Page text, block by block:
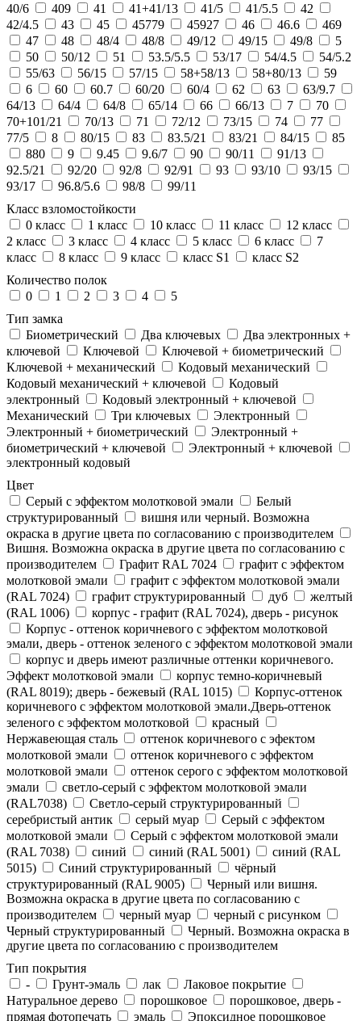
40/6
409 41 41+41/13 41/5 41/5.5
42
42/4.5
43 45 45779 45927 46 46.6
469
47
48 48/4 48/8 49/12 49/15 49/8
5
50
50/12 51 53.5/5.5 53/17 54/4.5
54/5.2
55/63
56/15 57/15 58+58/13 58+80/13
59
6
60 60.7 60/20 60/4 62 63
63/9.7
64/13
64/4 64/8 65/14 66 66/13 7
70
70+101/21
70/13 71 72/12 73/15 74
77
77/5
8 80/15 83 83.5/21 83/21 84/15
85
880
9 9.45 9.6/7 90 90/11
91/13
92.5/21
92/20 92/8 92/91 93 93/10
93/15
93/17
96.8/5.6 98/8
99/11
Класс взломостойкости
0 класс
1 класс 10 класс 11 класс
12 класс
2 класс
3 класс 4 класс 5 класс 6 класс
7
класс
8 класс 9 класс класс S1
класс S2
Количество полок
0
1 2 3 4
5
Тип замка
Биометрический
Два ключевых
Два электронныx +
ключевой
Ключевой
Ключевой + биометрический
Ключевой + механический
Кодовый механический
Кодовый механический + ключевой
Кодовый
электронный
Кодовый электронный + ключевой
Механический
Три ключевых
Электронный
Электронный + биометрический
Электронный +
биометрический + ключевой
Электронный + ключевой
электронный кодовый
Цвет
Cерый с эффектом молотковой эмали
Белый
структурированный
вишня или черный. Возможна
окраска в другие цвета по согласованию с производителем
Вишня. Возможна окраска в другие цвета по согласованию с
производителем
Графит RAL 7024
графит с эффектом
молотковой эмали
графит с эффектом молотковой эмали
(RAL 7024)
графит структурированный дуб
желтый
(RAL 1006)
корпус - графит (RAL 7024), дверь - рисунок
Корпус - оттенок коричневого с эффектом молотковой
эмали, дверь - оттенок зеленого с эффектом молотковой эмали
корпус и дверь имеют различные оттенки коричневого.
Эффект молотковой эмали
корпус темно-коричневый
(RAL 8019); дверь - бежевый (RAL 1015)
Корпус-оттенок
коричневого с эффектом молотковой эмали.Дверь-оттенок
зеленого с эффектом молотковой
красный
Нержавеющая сталь
оттенок коричневого с эфектом
молотковой эмали
оттенок коричневого с эффектом
молотковой эмали
оттенок серого с эффектом молотковой
эмали
светло-серый с эффектом молотковой эмали
(RAL7038)
Светло-серый структурированный
серебристый антик
серый муар
Серый с эффектом
молотковой эмали
Серый с эффектом молотковой эмали
(RAL 7038)
синий синий (RAL 5001)
синий (RAL
5015)
Синий структурированный
чёрный
структурированный (RAL 9005)
Черный или вишня.
Возможна окраска в другие цвета по согласованию с
производителем
черный муар
черный с рисунком
Черный структурированный
Черный. Возможна окраска в
другие цвета по согласованию с производителем
Тип покрытия
-
Грунт-эмаль лак
Лаковое покрытие
Натуральное дерево
порошковое
порошковое, дверь -
прямая фотопечать
эмаль Эпоксидное порошковое